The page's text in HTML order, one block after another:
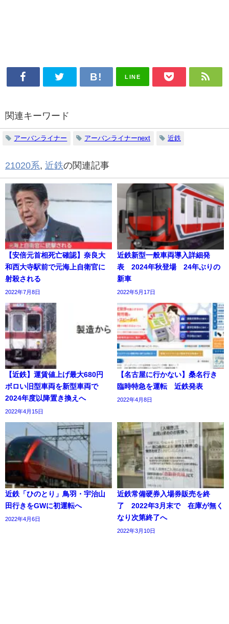
LINE
関連キーワード
アーバンライナー アーバンライナーnext 近鉄
21020系, 近鉄の関連記事
【安倍元首相死亡確認】奈良大
和西大寺駅前で元海上自衛官に
射殺される
2022年7月8日
近鉄新型一般車両導入詳細発
表 2024年秋登場 24年ぶりの
新車
2022年5月17日
【近鉄】運賃値上げ最大680円
ボロい旧型車両を新型車両で
2024年度以降置き換えへ
2022年4月15日
【名古屋に行かない】桑名行き
臨時特急を運転 近鉄発表
2022年4月8日
近鉄「ひのとり」鳥羽・宇治山
田行きをGWに初運転へ
2022年4月6日
近鉄常備硬券入場券販売を終
了 2022年3月末で 在庫が無く
なり次第終了へ
2022年3月10日